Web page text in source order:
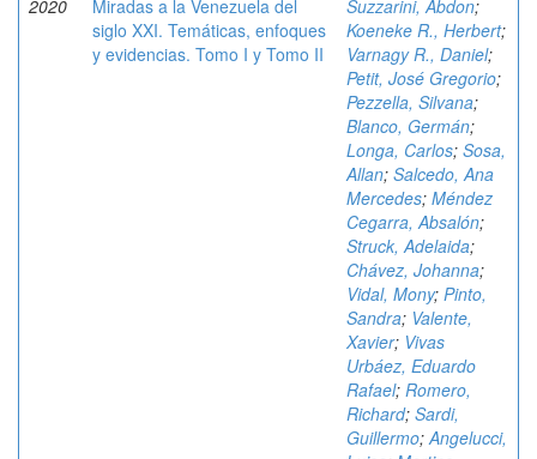
2020
Miradas a la Venezuela del
siglo XXI. Temáticas, enfoques
y evidencias. Tomo I y Tomo II
Suzzarini, Abdon;
Koeneke R., Herbert;
Varnagy R., Daniel;
Petit, José Gregorio;
Pezzella, Silvana;
Blanco, Germán;
Longa, Carlos; Sosa,
Allan; Salcedo, Ana
Mercedes; Méndez
Cegarra, Absalón;
Struck, Adelaida;
Chávez, Johanna;
Vidal, Mony; Pinto,
Sandra; Valente,
Xavier; Vivas
Urbáez, Eduardo
Rafael; Romero,
Richard; Sardi,
Guillermo;Angelucci,